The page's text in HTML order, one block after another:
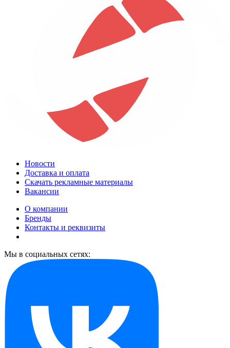
Новости
Доставка и оплата
Скачать рекламные материалы
Вакансии
О компании
Бренды
Контакты и реквизиты
Мы в социальных сетях: